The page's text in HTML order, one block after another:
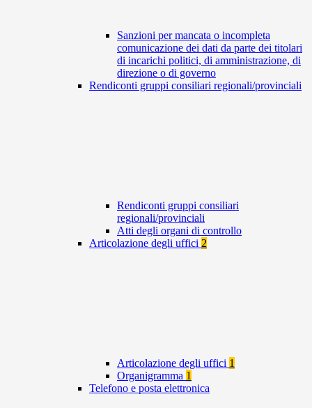
Sanzioni per mancata o incompleta
comunicazione dei dati da parte dei titolari
di incarichi politici, di amministrazione, di
direzione o di governo
Rendiconti gruppi consiliari regionali/provinciali
Rendiconti gruppi consiliari
regionali/provinciali
Atti degli organi di controllo
Articolazione degli uffici 2
Articolazione degli uffici 1
Organigramma 1
Telefono e posta elettronica